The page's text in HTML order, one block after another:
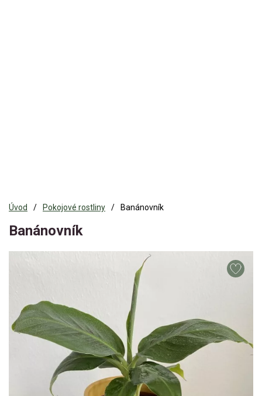
Úvod Pokojové rostliny Banánovník
Banánovník